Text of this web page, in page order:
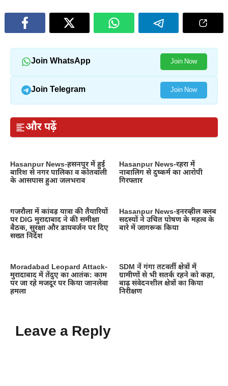
Join WhatsApp Join Now
Join Telegram Join Now
और पढ़ें
Hasanpur News-हसनपुर में हुई
बारिश से नगर पालिका व कोतवाली
के आसपास हुआ जलभराव
Hasanpur News-रहरा में
नाबालिग से दुष्कर्म का आरोपी
गिरफ्तार
गजरौला में कांवड़ यात्रा की तैयारियों
पर DIG मुरादाबाद ने की समीक्षा
बैठक, सुरक्षा और डायवर्जन पर दिए
सख्त निर्देश
Hasanpur News-इनरव्हील क्लब
सदस्यों ने उचित पोषण के महत्व के
बारे में जागरूक किया
Moradabad Leopard Attack-
मुरादाबाद में तेंदुए का आतंक: काम
पर जा रहे मजदूर पर किया जानलेवा
हमला
SDM नें गंगा तटवर्ती क्षेत्रों में
ग्रामीणों से भी सतर्क रहने को कहा,
बाढ़ संवेदनशील क्षेत्रों का किया
निरीक्षण
Leave a Reply